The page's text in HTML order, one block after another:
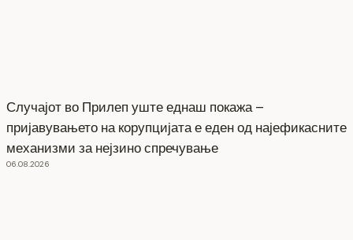
Случајот во Прилеп уште еднаш покажа –
пријавувањето на корупцијата е еден од најефикасните
механизми за нејзино спречување
06.08.2026